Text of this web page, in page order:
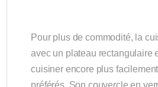
Pour plus de commodité, la
avec un plateau rectangulaire
cuisiner encore plus
préférés. Son couvercle en